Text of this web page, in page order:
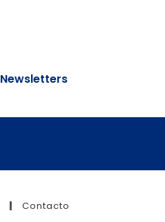
Newsletters
Contacto